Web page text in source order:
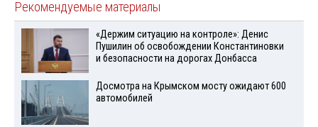
Рекомендуемые материалы
«Держим ситуацию на контроле»: Денис
Пушилин об освобождении Константиновки
и безопасности на дорогах Донбасса
Досмотра на Крымском мосту ожидают 600
автомобилей